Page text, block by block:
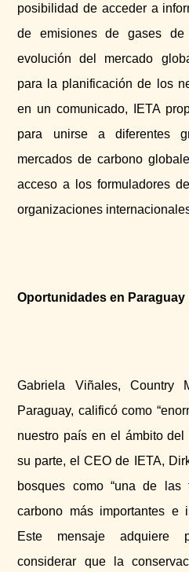
posibilidad de acceder a
de emisiones de gases
evolución del mercado
para la planificación de los
en un comunicado, IETA
para unirse a diferentes
mercados de carbono
acceso a los formuladores
organizaciones
Oportunidades en Paraguay
Gabriela Viñales, Country
Paraguay, calificó como
nuestro país en el ámbito
su parte, el CEO de IETA,
bosques como “una de las
carbono más importantes e
Este mensaje adquiere
considerar que la